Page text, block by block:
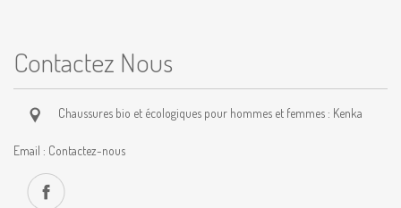
Contactez Nous
Chaussures bio et écologiques pour hommes et femmes : Kenka
Email : Contactez-nous